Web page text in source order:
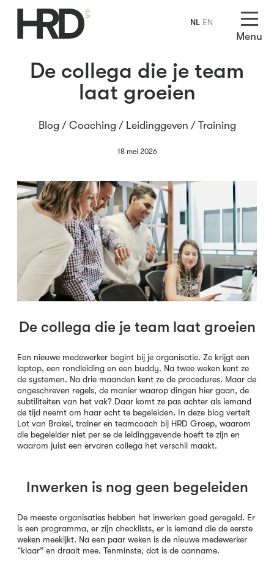
Menu
De collega die je team
laat groeien
Blog / Coaching / Leidinggeven / Training
18 mei 2026
De collega die je team laat groeien
Een nieuwe medewerker begint bij je organisatie. Ze krijgt een
laptop, een rondleiding en een buddy. Na twee weken kent ze
de systemen. Na drie maanden kent ze de procedures. Maar de
ongeschreven regels, de manier waarop dingen hier gaan, de
subtiliteiten van het vak? Daar komt ze pas achter als iemand
de tijd neemt om haar echt te begeleiden. In deze blog vertelt
Lot van Brakel, trainer en teamcoach bij HRD Groep, waarom
die begeleider niet per se de leidinggevende hoeft te zijn en
waarom juist een ervaren collega het verschil maakt.
Inwerken is nog geen begeleiden
De meeste organisaties hebben het inwerken goed geregeld. Er
is een programma, er zijn checklists, er is iemand die de eerste
weken meekijkt. Na een paar weken is de nieuwe medewerker
“klaar” en draait mee. Tenminste, dat is de aanname.
NL EN